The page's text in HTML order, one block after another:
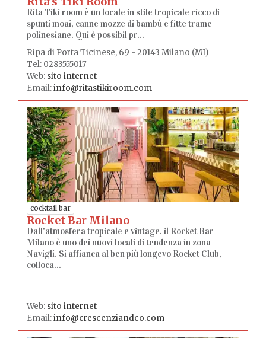
Rita Tiki room è un locale in stile tropicale ricco di
spunti moai, canne mozze di bambù e fitte trame
polinesiane. Qui è possibil pr...
Ripa di Porta Ticinese, 69 - 20143 Milano (MI)
Tel: 0283555017
Web: sito internet
Email:info@ritastikiroom.com
cocktail bar
Rocket Bar Milano
Dall'atmosfera tropicale e vintage, il Rocket Bar
Milano è uno dei nuovi locali di tendenza in zona
Navigli. Si affianca al ben più longevo Rocket Club,
colloca...
Web: sito internet
Email:info@crescenziandco.com